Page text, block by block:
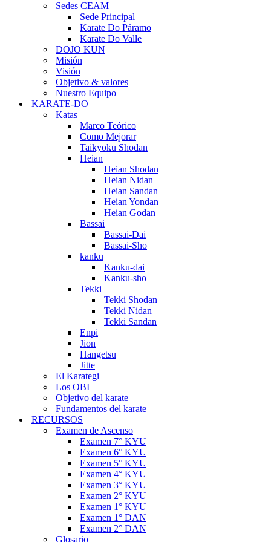
Sedes CEAM
Sede Principal
Karate Do Páramo
Karate Do Valle
DOJO KUN
Misión
Visión
Objetivo & valores
Nuestro Equipo
KARATE-DO
Katas
Marco Teórico
Como Mejorar
Taikyoku Shodan
Heian
Heian Shodan
Heian Nidan
Heian Sandan
Heian Yondan
Heian Godan
Bassai
Bassai-Dai
Bassai-Sho
kanku
Kanku-dai
Kanku-sho
Tekki
Tekki Shodan
Tekki Nidan
Tekki Sandan
Enpi
Jion
Hangetsu
Jitte
El Karategi
Los OBI
Objetivo del karate
Fundamentos del karate
RECURSOS
Examen de Ascenso
Examen 7° KYU
Examen 6° KYU
Examen 5° KYU
Examen 4° KYU
Examen 3° KYU
Examen 2° KYU
Examen 1° KYU
Examen 1° DAN
Examen 2° DAN
Glosario